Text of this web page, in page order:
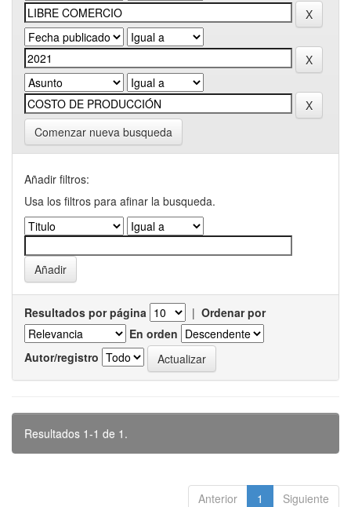
Comenzar nueva busqueda
Añadir filtros:
Usa los filtros para afinar la busqueda.
Resultados por página | Ordenar por
En orden
Autor/registro
Resultados 1-1 de 1.
Anterior 1 Siguiente